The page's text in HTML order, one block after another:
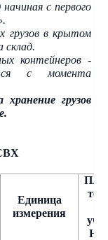
с первого
грузов в крытом
склад.
контейнеров -
с момента
грузов
Единица
измерения